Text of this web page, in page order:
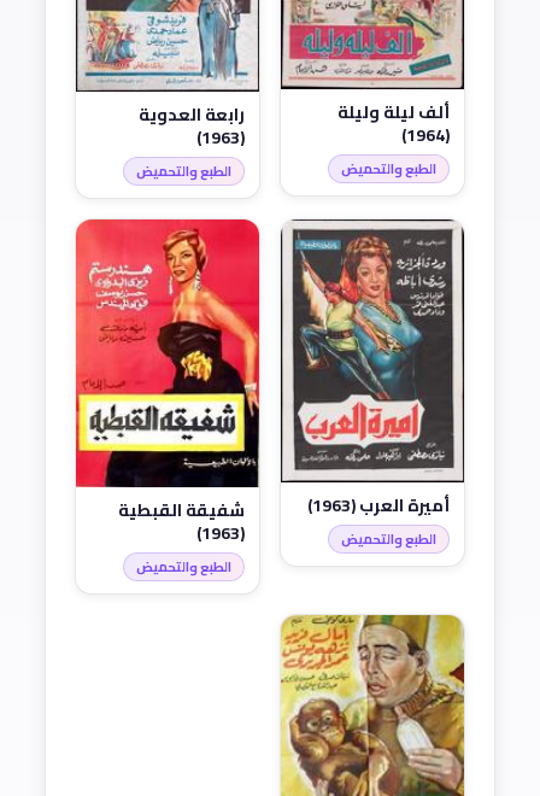
ألف ليلة وليلة
(1964)
الطبع والتحميض
رابعة العدوية
(1963)
الطبع والتحميض
أميرة العرب (1963)
الطبع والتحميض
شفيقة القبطية
(1963)
الطبع والتحميض